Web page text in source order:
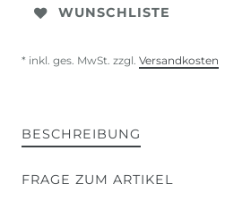
WUNSCHLISTE
* inkl. ges. MwSt. zzgl. Versandkosten
BESCHREIBUNG
FRAGE ZUM ARTIKEL